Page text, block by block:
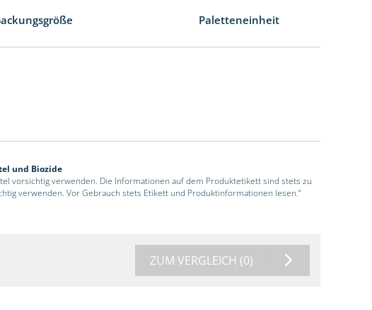
Paletteneinheit
und Biozide
vorsichtig verwenden. Die Informationen auf dem Produktetikett sind stets zu
verwenden. Vor Gebrauch stets Etikett und Produktinformationen lesen.“
ZUM VERGLEICH (0)